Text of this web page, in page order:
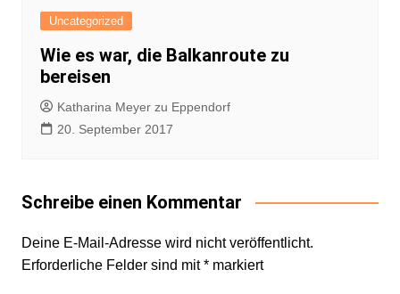
Uncategorized
Wie es war, die Balkanroute zu
bereisen
Katharina Meyer zu Eppendorf
20. September 2017
Schreibe einen Kommentar
Deine E-Mail-Adresse wird nicht veröffentlicht.
Erforderliche Felder sind mit*markiert